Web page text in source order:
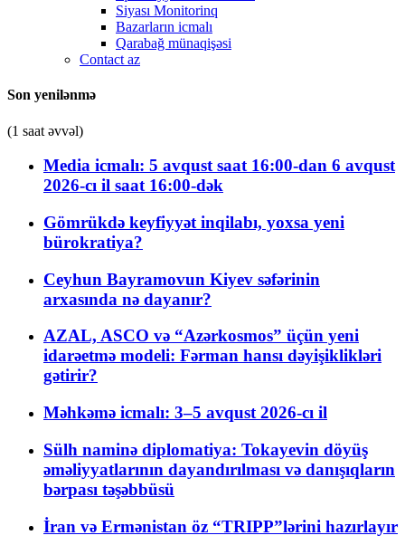
Siyası Monitorinq
Bazarların icmalı
Qarabağ münaqişəsi
Contact az
Son yenilənmə
(1 saat əvvəl)
Media icmalı: 5 avqust saat 16:00-dan 6 avqust
2026-cı il saat 16:00-dək
Gömrükdə keyfiyyət inqilabı, yoxsa yeni
bürokratiya?
Ceyhun Bayramovun Kiyev səfərinin
arxasında nə dayanır?
AZAL, ASCO və “Azərkosmos” üçün yeni
idarəetmə modeli: Fərman hansı dəyişiklikləri
gətirir?
Məhkəmə icmalı: 3–5 avqust 2026-cı il
Sülh naminə diplomatiya: Tokayevin döyüş
əməliyyatlarının dayandırılması və danışıqların
bərpası təşəbbüsü
İran və Ermənistan öz “TRIPP”lərini hazırlayır